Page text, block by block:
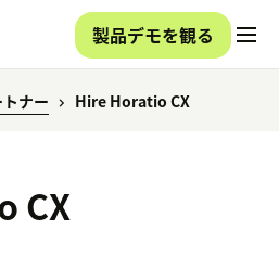
製品デモを観る
ナー Hire Horatio CX
CX